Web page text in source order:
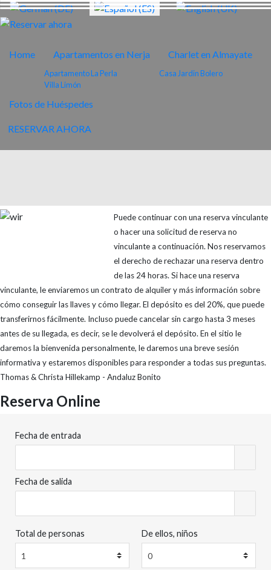
Home Apartamentos en Nerja
Apartamento La Perla
Villa Limón
Charlet en Almayate
Casa Jardin Bolero
Fotos de Huéspedes
RESERVAR AHORA
Puede continuar con una reserva vinculante
o hacer una solicitud de reserva no
vinculante a continuación. Nos reservamos
el derecho de rechazar una reserva dentro
de las 24 horas. Si hace una reserva
vinculante, le enviaremos un contrato de alquiler y más información sobre
cómo conseguir las llaves y cómo llegar. El depósito es del 20%, que puede
transferirnos fácilmente. Incluso puede cancelar sin cargo hasta 3 meses
antes de su llegada, es decir, se le devolverá el depósito. En el sitio le
daremos la bienvenida personalmente, le daremos una breve sesión
informativa y estaremos disponibles para responder a todas sus preguntas.
Thomas & Christa Hillekamp - Andaluz Bonito
Reserva Online
Fecha de entrada
Fecha de salida
Total de personas De ellos, niños